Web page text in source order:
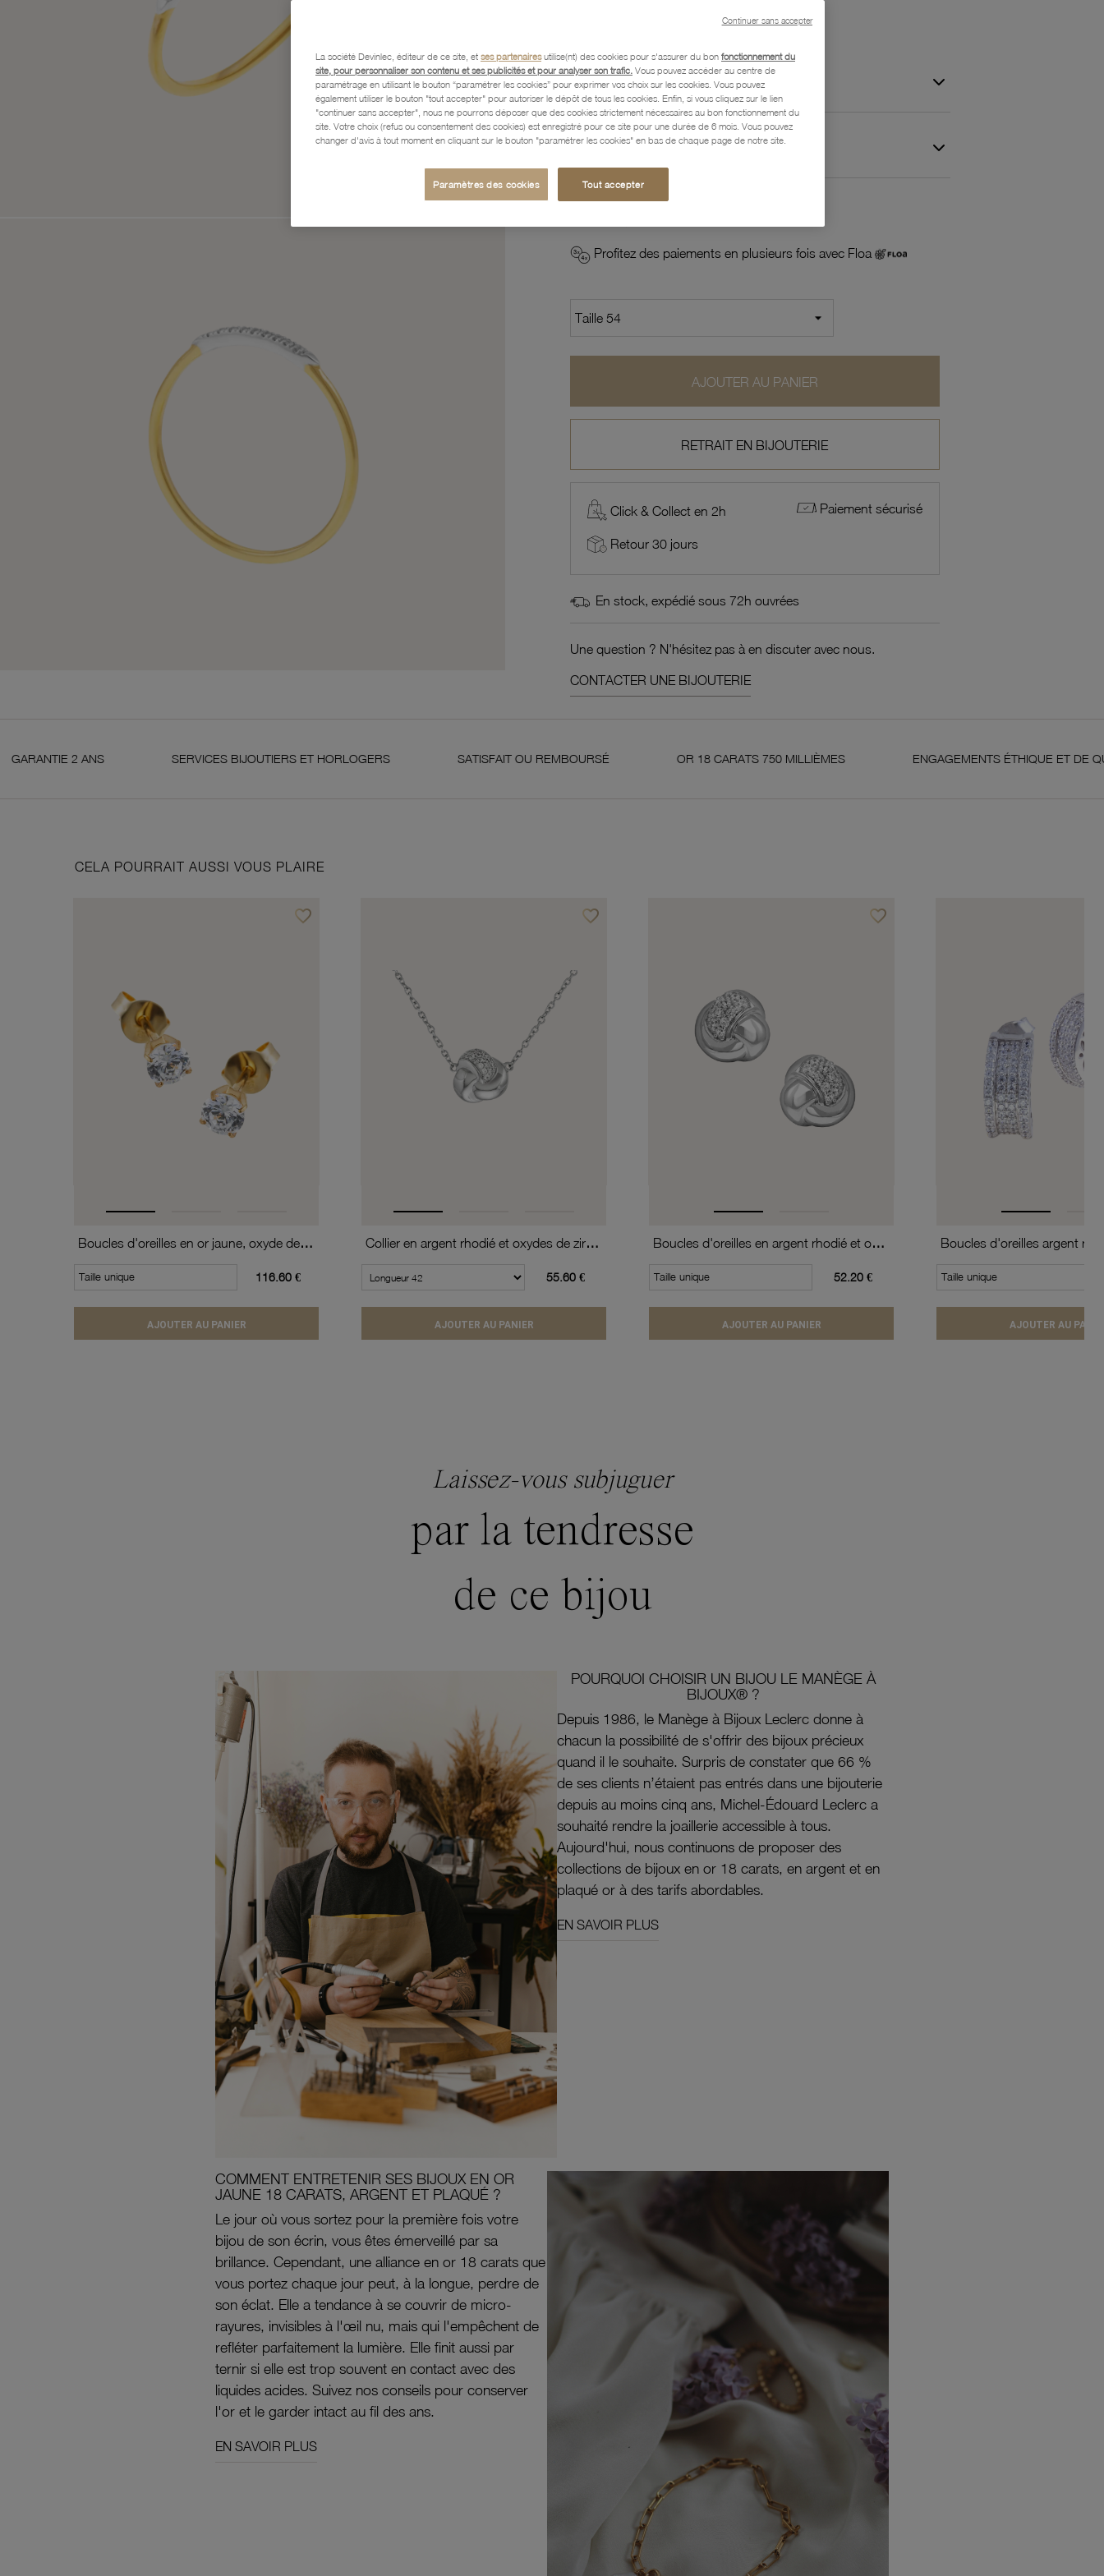
Caractéristiques détaillées
Paiement, Livraison, Retours et Garantie
245
Profitez des paiements en plusieurs fois avec Floa
AJOUTER AU PANIER
RETRAIT EN BIJOUTERIE
Click & Collect en 2h Paiement sécurisé
Retour 30 jours
En stock, expédié sous 72h ouvrées
Une question ? N'hésitez pas à en discuter avec nous.
CONTACTER UNE BIJOUTERIE
SERVICES BIJOUTIERS ET HORLOGERS SATISFAIT OU REMBOURSÉ OR 18 CARATS 750 MILLIÈMES ENGAGEMENTS ÉTHIQUE ET DE QUALITÉ
CELA POURRAIT AUSSI VOUS PLAIRE
favorite_borderAjouter à vos favoris
Boucles d'oreilles en or jaune, oxyde de zirconium (moyen modèle).
Taille unique 116.60 €
AJOUTER AU PANIER
favorite_borderAjouter à vos favoris
Collier en argent rhodié et oxydes de zirconium
55.60 €
AJOUTER AU PANIER
favorite_borderAjouter à vos favoris
Boucles d'oreilles en argent rhodié et oxydes de zirconium
Taille unique 52.20 €
AJOUTER AU PANIER
Taille unique
AJOUTER AU
Laissez-vous subjuguer
par la tendresse
de ce bijou
POURQUOI CHOISIR UN BIJOU LE MANÈGE À
BIJOUX® ?
Depuis 1986, le Manège à Bijoux Leclerc donne à
chacun la possibilité de s'offrir des bijoux précieux
quand il le souhaite. Surpris de constater que 66 %
de ses clients n’étaient pas entrés dans une bijouterie
depuis au moins cinq ans, Michel-Édouard Leclerc a
souhaité rendre la joaillerie accessible à tous.
Aujourd'hui, nous continuons de proposer des
collections de bijoux en or 18 carats, en argent et en
plaqué or à des tarifs abordables.
EN SAVOIR PLUS
COMMENT ENTRETENIR SES BIJOUX EN OR
JAUNE 18 CARATS, ARGENT ET PLAQUÉ ?
Le jour où vous sortez pour la première fois votre
bijou de son écrin, vous êtes émerveillé par sa
brillance. Cependant, une alliance en or 18 carats que
vous portez chaque jour peut, à la longue, perdre de
son éclat. Elle a tendance à se couvrir de micro-
rayures, invisibles à l'œil nu, mais qui l'empêchent de
refléter parfaitement la lumière. Elle finit aussi par
ternir si elle est trop souvent en contact avec des
liquides acides. Suivez nos conseils pour conserver
l'or et le garder intact au fil des ans.
EN SAVOIR PLUS
La société Devinlec, éditeur de ce site, et ses partenairesutilise(nt) des cookies pour s'assurer du bon fonctionnement du
site, pour personnaliser son contenu et ses publicités et pour analyser son trafic. Vous pouvez accéder au centre de
paramétrage en utilisant le bouton “paramétrer les cookies” pour exprimer vos choix sur les cookies. Vous pouvez
également utiliser le bouton "tout accepter" pour autoriser le dépôt de tous les cookies. Enfin, si vous cliquez sur le lien
"continuer sans accepter", nous ne pourrons déposer que des cookies strictement nécessaires au bon fonctionnement du
site. Votre choix (refus ou consentement des cookies) est enregistré pour ce site pour une durée de 6 mois. Vous pouvez
changer d'avis à tout moment en cliquant sur le bouton "paramétrer les cookies" en bas de chaque page de notre site.
Paramètres des cookies Tout accepter
Continuer sans accepter